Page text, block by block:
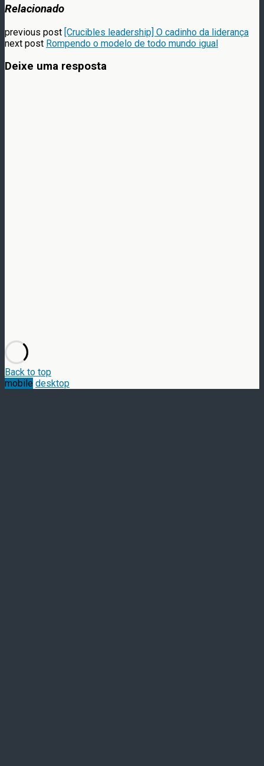
Relacionado
previous post [Crucibles leadership] O cadinho da liderança
next post Rompendo o modelo de todo mundo igual
Deixe uma resposta
Back to top
mobile desktop